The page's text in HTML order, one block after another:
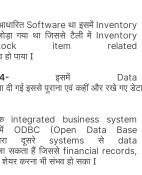
Softwareथा इसमेंInventory
गया था जिससे टैली मेंInventory
item related
हो पाया I
इसमेंData
दी गई इससे पुराना एवं कहीं और रखे गए डेटा
integrated business system
ODBC (Open Data Base
दूसरेsystemsसेdata
सकता हैं जिससेfinancial records,
शेयर करना भी संभव हो सका I